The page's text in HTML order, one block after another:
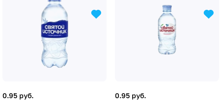
0.95 руб.
0.95 руб.